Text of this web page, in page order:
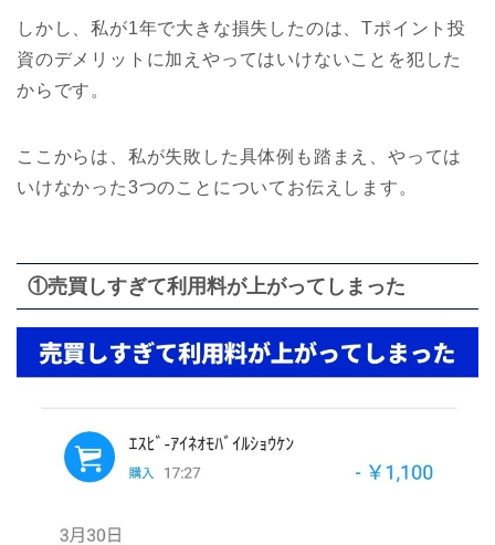
しかし、私が1年で大きな損失したのは、Tポイント投
資のデメリットに加えやってはいけないことを犯した
からです。
ここからは、私が失敗した具体例も踏まえ、やっては
いけなかった3つのことについてお伝えします。
①売買しすぎて利用料が上がってしまった